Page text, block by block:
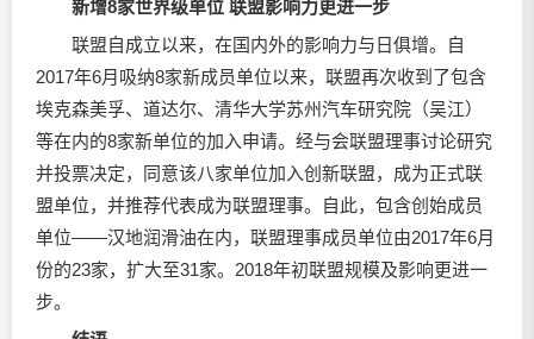
新增8家世界级单位 联盟影响力更进一步
联盟自成立以来，在国内外的影响力与日俱增。自
2017年6月吸纳8家新成员单位以来，联盟再次收到了包含
埃克森美孚、道达尔、清华大学苏州汽车研究院（吴江）
等在内的8家新单位的加入申请。经与会联盟理事讨论研究
并投票决定，同意该八家单位加入创新联盟，成为正式联
盟单位，并推荐代表成为联盟理事。自此，包含创始成员
单位——汉地润滑油在内，联盟理事成员单位由2017年6月
份的23家，扩大至31家。2018年初联盟规模及影响更进一
步。